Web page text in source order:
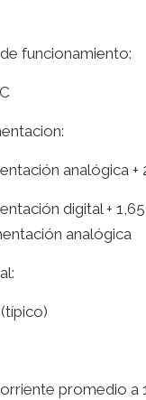
funcionamiento:
analógica +
digital +
analógica
promedio a